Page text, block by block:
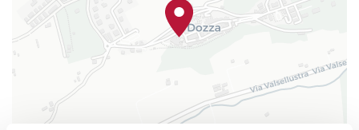
被免于充公，因为Giacomo Malvezzi-Campeggi
侯爵证明了城堡是私人财产。多扎庄园被废
除，但是城堡一直到1960都是侯爵家族财产。
自此建筑群向公众开放，并被改造成博物
馆。 摄影 Wikicommons和Simona Bucolieri，CC
BY-SA执照